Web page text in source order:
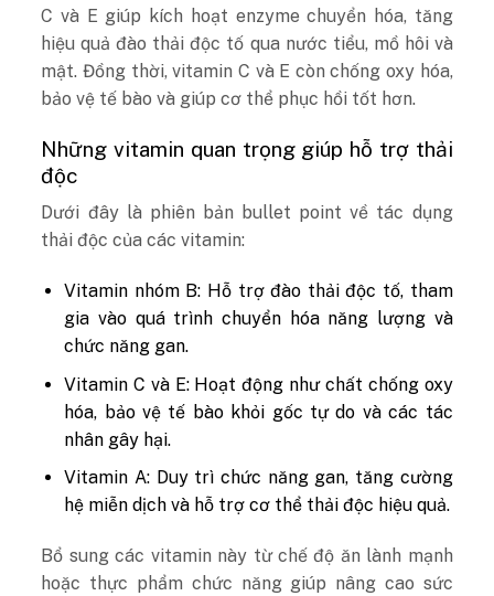
C và E giúp kích hoạt enzyme chuyển hóa, tăng
hiệu quả đào thải độc tố qua nước tiểu, mồ hôi và
mật. Đồng thời, vitamin C và E còn chống oxy hóa,
bảo vệ tế bào và giúp cơ thể phục hồi tốt hơn.
Những vitamin quan trọng giúp hỗ trợ thải
độc
Dưới đây là phiên bản bullet point về tác dụng
thải độc của các vitamin:
Vitamin nhóm B: Hỗ trợ đào thải độc tố, tham
gia vào quá trình chuyển hóa năng lượng và
chức năng gan.
Vitamin C và E: Hoạt động như chất chống oxy
hóa, bảo vệ tế bào khỏi gốc tự do và các tác
nhân gây hại.
Vitamin A: Duy trì chức năng gan, tăng cường
hệ miễn dịch và hỗ trợ cơ thể thải độc hiệu quả.
Bổ sung các vitamin này từ chế độ ăn lành mạnh
hoặc thực phẩm chức năng giúp nâng cao sức